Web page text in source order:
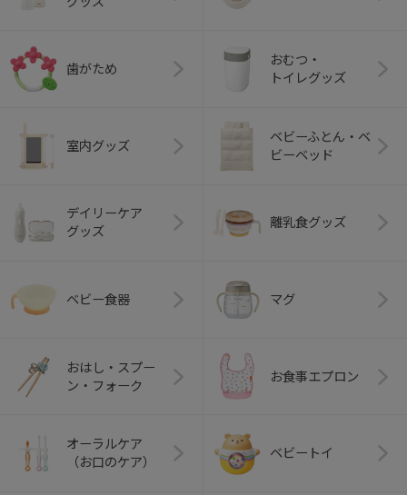
歯がため
おむつ・
トイレグッズ
室内グッズ
ベビーふとん・ベ
ビーベッド
デイリーケア
グッズ
離乳食グッズ
ベビー食器 マグ
おはし・スプー
ン・フォーク
お食事エプロン
オーラルケア
（お口のケア）
ベビートイ